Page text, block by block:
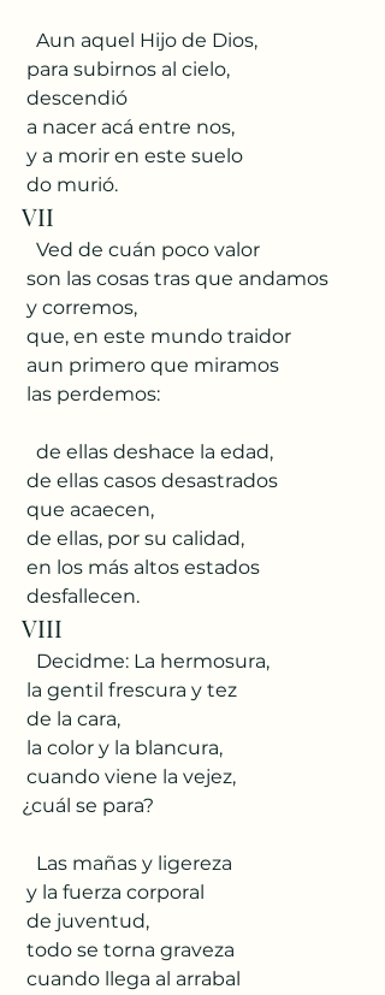
Aun aquel Hijo de Dios,
para subirnos al cielo,
descendió
a nacer acá entre nos,
y a morir en este suelo
do murió.
VII
Ved de cuán poco valor
son las cosas tras que andamos
y corremos,
que, en este mundo traidor
aun primero que miramos
las perdemos:
de ellas deshace la edad,
de ellas casos desastrados
que acaecen,
de ellas, por su calidad,
en los más altos estados
desfallecen.
VIII
Decidme: La hermosura,
la gentil frescura y tez
de la cara,
la color y la blancura,
cuando viene la vejez,
¿cuál se para?
Las mañas y ligereza
y la fuerza corporal
de juventud,
todo se torna graveza
cuando llega al arrabal